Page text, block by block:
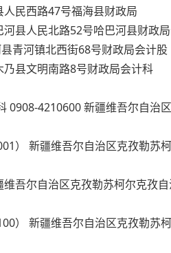
民西路47号福海县财政局
县人民北路52号哈巴河县财政
青河镇北西街68号财政局会计股
县文明南路8号财政局会计科
0908-4210600 新疆维吾尔自治
） 新疆维吾尔自治区克孜勒苏
吾尔自治区克孜勒苏柯尔克孜
） 新疆维吾尔自治区克孜勒苏